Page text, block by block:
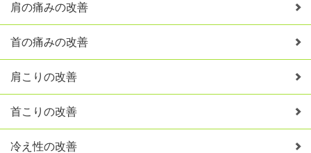
肩の痛みの改善
首の痛みの改善
肩こりの改善
首こりの改善
冷え性の改善